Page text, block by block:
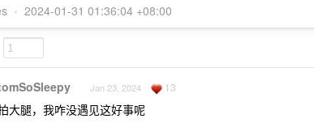
• 2024-01-31 01:36:04 +08:00
Jan 23, 2024 13
大腿，我咋没遇见这好事呢